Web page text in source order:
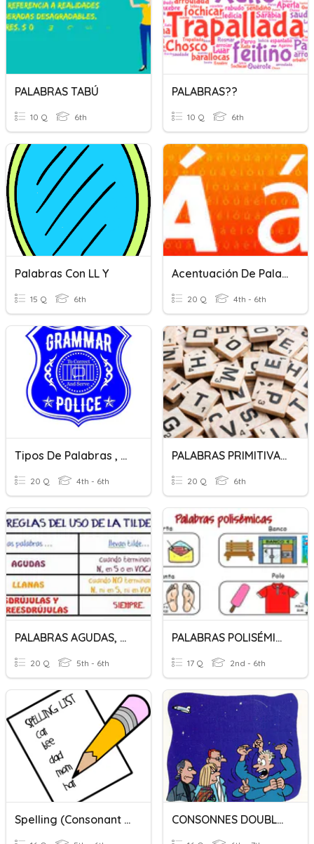
PALABRAS TABÚ
10 Q 6th
PALABRAS??
10 Q 6th
Palabras Con LL Y
15 Q 6th
Acentuación De Palabras
20 Q 4th - 6th
Tipos De Palabras , Morfología
20 Q 4th - 6th
PALABRAS PRIMITIVAS Y PALABRAS DERIVADAS
20 Q 6th
PALABRAS AGUDAS, LLANAS Y ESDRÚJULAS
20 Q 5th - 6th
PALABRAS POLISÉMICAS
17 Q 2nd - 6th
Spelling (consonant +le) CONSONNES DOUBLES